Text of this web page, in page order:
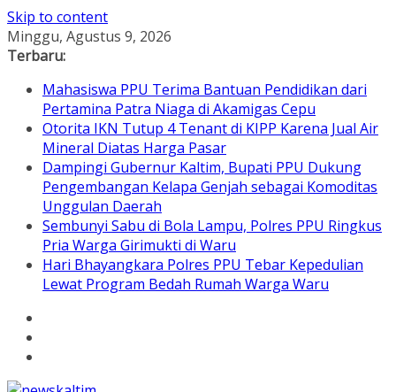
Skip to content
Minggu, Agustus 9, 2026
Terbaru:
Mahasiswa PPU Terima Bantuan Pendidikan dari
Pertamina Patra Niaga di Akamigas Cepu
Otorita IKN Tutup 4 Tenant di KIPP Karena Jual Air
Mineral Diatas Harga Pasar
Dampingi Gubernur Kaltim, Bupati PPU Dukung
Pengembangan Kelapa Genjah sebagai Komoditas
Unggulan Daerah
Sembunyi Sabu di Bola Lampu, Polres PPU Ringkus
Pria Warga Girimukti di Waru
Hari Bhayangkara Polres PPU Tebar Kepedulian
Lewat Program Bedah Rumah Warga Waru